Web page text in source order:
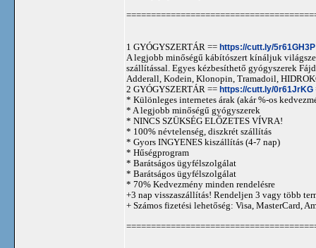
1 GYÓGYSZERTÁR == https://cutt.ly/5r61GH3P
A legjobb minőségű kábítószert kínáljuk
szállítással. Egyes kézbesíthető gyógyszerek
Adderall, Kodein, Klonopin, Tramadoil,
2 GYÓGYSZERTÁR == https://cutt.ly/0r61JrKG
* Különleges internetes árak (akár %-os
* A legjobb minőségű gyógyszerek
* NINCS SZÜKSÉG ELŐZETES VÍVRA!
* 100% névtelenség, diszkrét szállítás
* Gyors INGYENES kiszállítás (4-7 nap)
* Hűségprogram
* Barátságos ügyfélszolgálat
* Barátságos ügyfélszolgálat
* 70% Kedvezmény minden rendelésre
+3 nap visszaszállítás! Rendeljen 3 vagy több
+ Számos fizetési lehetőség: Visa, MasterCard,